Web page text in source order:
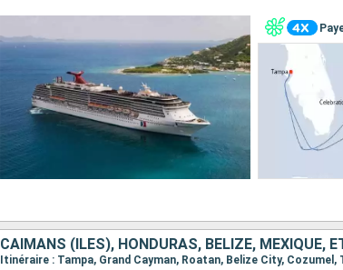
CAÏMANS (ÎLES), HONDURAS, BELIZE, MEXIQUE,
Itinéraire : Tampa, Grand Cayman, Roatan, Belize City, Cozumel,